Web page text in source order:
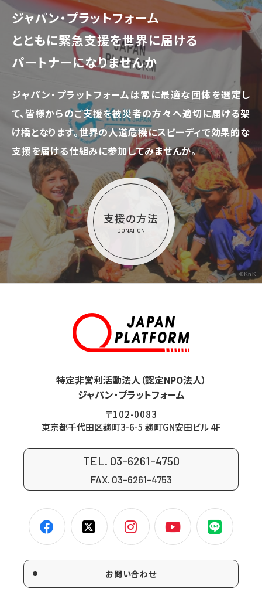
ジャパン・プラットフォーム
とともに緊急支援を世界に届ける
パートナーになりませんか
ジャパン・プラットフォームは常に最適な団体を選定し
て、皆様からのご支援を被災者の方々へ適切に届ける架
け橋となります。世界の人道危機にスピーディで効果的な
支援を届ける仕組みに参加してみませんか。
支援の方法
DONATION
©KnK
特定非営利活動法人（認定NPO法人）
ジャパン・プラットフォーム
〒102-0083
東京都千代田区麹町3-6-5 麹町GN安田ビル 4F
TEL. 03-6261-4750
FAX. 03-6261-4753
お問い合わせ